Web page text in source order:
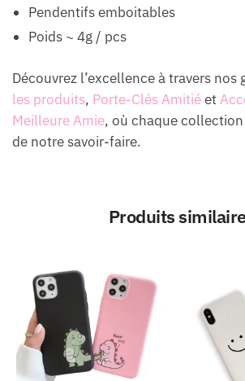
Pendentifs emboitables
Poids ~ 4g / pcs
Découvrez l’excellence à travers nos
les produits, Porte-Clés Amitiéet
Meilleure Amie, où chaque
de notre savoir-faire.
Produits